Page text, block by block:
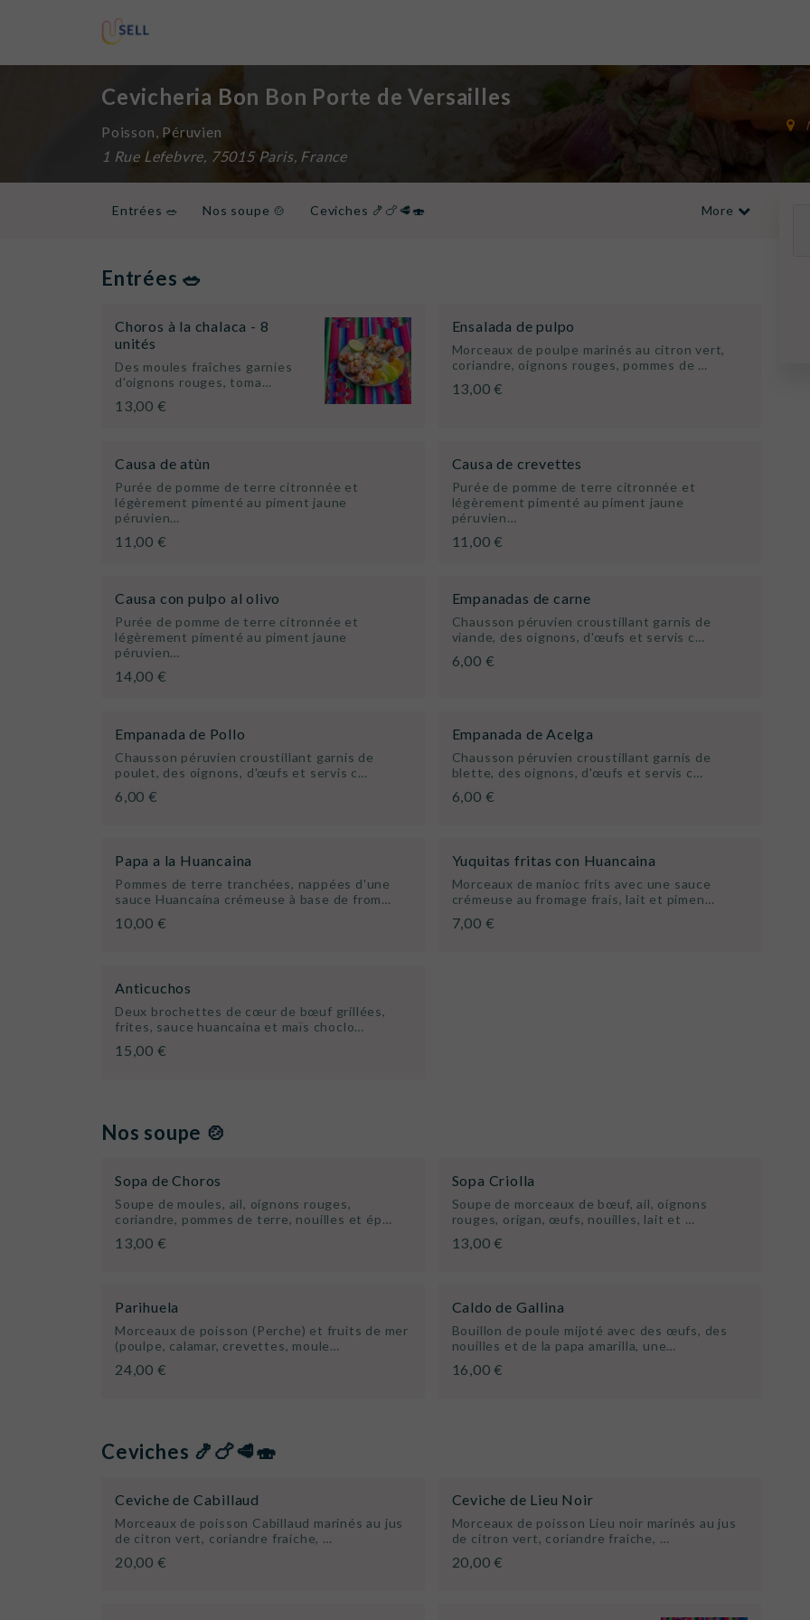
Cevicheria Bon Bon Porte de Versailles
Poisson, Péruvien
1 Rue Lefebvre, 75015 Paris, France
Entrées 🥗 Nos soupe 🍲
Ceviches 🍤🍗🥩🍣
Desserts 🍰
More
Entrées 🥗
Choros à la chalaca - 8
unités
Des moules fraîches garnies
d'oignons rouges, toma…
13,00 €
Ensalada de pulpo
Morceaux de poulpe marinés au citron vert,
coriandre, oignons rouges, pommes de …
13,00 €
Causa de atùn
Purée de pomme de terre citronnée et
légèrement pimenté au piment jaune
péruvien…
11,00 €
Causa de crevettes
Purée de pomme de terre citronnée et
légèrement pimenté au piment jaune
péruvien…
11,00 €
Causa con pulpo al olivo
Purée de pomme de terre citronnée et
légèrement pimenté au piment jaune
péruvien…
14,00 €
Empanadas de carne
Chausson péruvien croustillant garnis de
viande, des oignons, d'œufs et servis c…
6,00 €
Empanada de Pollo
Chausson péruvien croustillant garnis de
poulet, des oignons, d'œufs et servis c…
6,00 €
Empanada de Acelga
Chausson péruvien croustillant garnis de
blette, des oignons, d'œufs et servis c…
6,00 €
Papa a la Huancaina
Pommes de terre tranchées, nappées d'une
sauce Huancaína crémeuse à base de from…
10,00 €
Yuquitas fritas con Huancaina
Morceaux de manioc frits avec une sauce
crémeuse au fromage frais, lait et pimen…
7,00 €
Anticuchos
Deux brochettes de cœur de bœuf grillées,
frites, sauce huancaina et maïs choclo…
15,00 €
Nos soupe 🍲
Sopa de Choros
Soupe de moules, ail, oignons rouges,
coriandre, pommes de terre, nouilles et ép…
13,00 €
Sopa Criolla
Soupe de morceaux de bœuf, ail, oignons
rouges, origan, œufs, nouilles, lait et …
13,00 €
Parihuela
Morceaux de poisson (Perche) et fruits de mer
(poulpe, calamar, crevettes, moule…
24,00 €
Caldo de Gallina
Bouillon de poule mijoté avec des œufs, des
nouilles et de la papa amarilla, une…
16,00 €
Ceviches 🍤🍗🥩🍣
Ceviche de Cabillaud
Morceaux de poisson Cabillaud marinés au jus
de citron vert, coriandre fraiche, …
20,00 €
Ceviche de Lieu Noir
Morceaux de poisson Lieu noir marinés au jus
de citron vert, coriandre fraiche, …
20,00 €